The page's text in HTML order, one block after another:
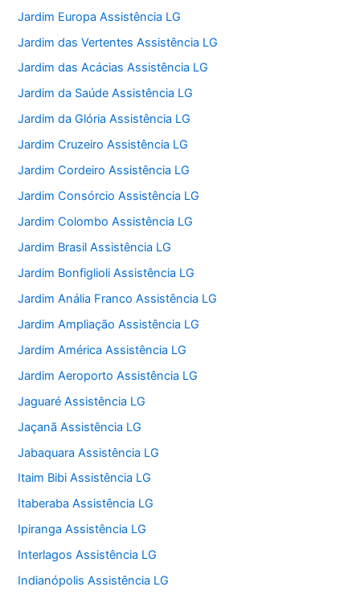
Jardim Europa Assistência LG
Jardim das Vertentes Assistência LG
Jardim das Acácias Assistência LG
Jardim da Saúde Assistência LG
Jardim da Glória Assistência LG
Jardim Cruzeiro Assistência LG
Jardim Cordeiro Assistência LG
Jardim Consórcio Assistência LG
Jardim Colombo Assistência LG
Jardim Brasil Assistência LG
Jardim Bonfiglioli Assistência LG
Jardim Anália Franco Assistência LG
Jardim Ampliação Assistência LG
Jardim América Assistência LG
Jardim Aeroporto Assistência LG
Jaguaré Assistência LG
Jaçanã Assistência LG
Jabaquara Assistência LG
Itaim Bibi Assistência LG
Itaberaba Assistência LG
Ipiranga Assistência LG
Interlagos Assistência LG
Indianópolis Assistência LG